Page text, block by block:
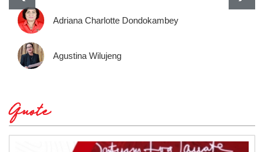
Adriana Charlotte Dondokambey
Agustina Wilujeng
Quote